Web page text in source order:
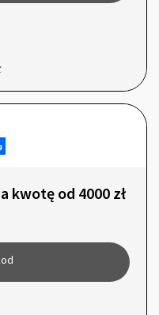
kwotę od 4000 zł